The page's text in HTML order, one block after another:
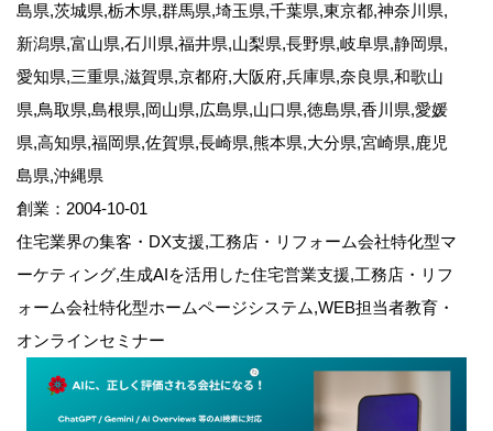
島県,茨城県,栃木県,群馬県,埼玉県,千葉県,東京都,神奈川県,
新潟県,富山県,石川県,福井県,山梨県,長野県,岐阜県,静岡県,
愛知県,三重県,滋賀県,京都府,大阪府,兵庫県,奈良県,和歌山
県,鳥取県,島根県,岡山県,広島県,山口県,徳島県,香川県,愛媛
県,高知県,福岡県,佐賀県,長崎県,熊本県,大分県,宮崎県,鹿児
島県,沖縄県
創業：2004-10-01
住宅業界の集客・DX支援,工務店・リフォーム会社特化型マ
ーケティング,生成AIを活用した住宅営業支援,工務店・リフ
ォーム会社特化型ホームページシステム,WEB担当者教育・
オンラインセミナー